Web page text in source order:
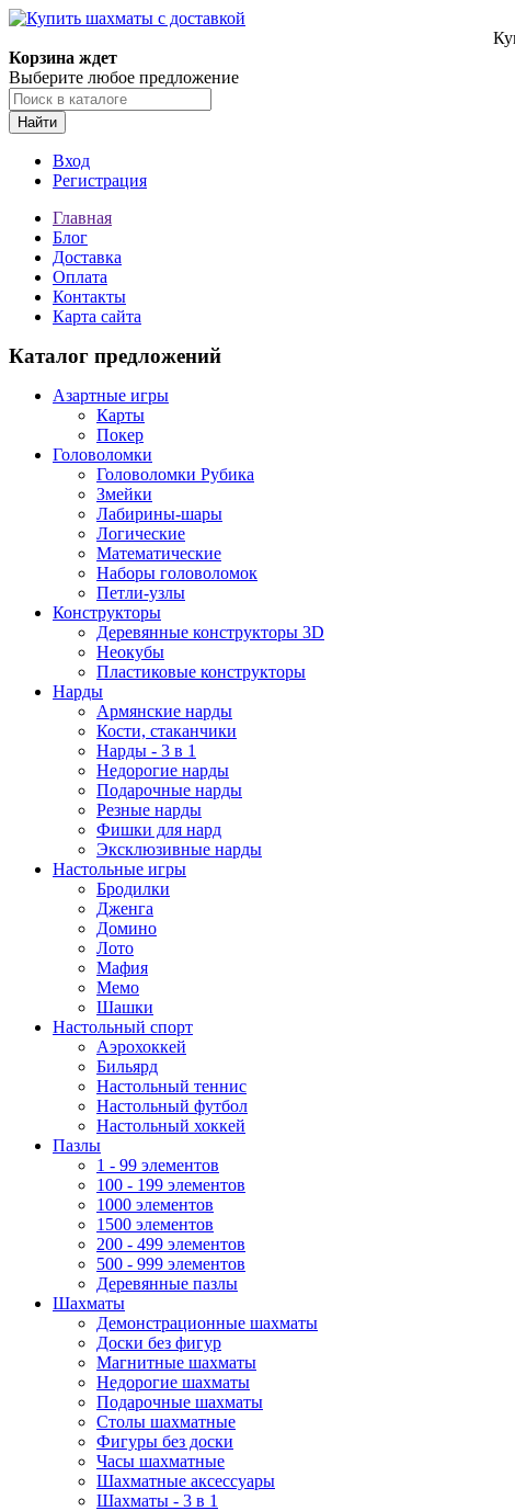
Корзина ждет
Выберите любое предложение
Найти
Вход
Регистрация
Главная
Блог
Доставка
Оплата
Контакты
Карта сайта
Каталог предложений
Азартные игры
Карты
Покер
Головоломки
Головоломки Рубика
Змейки
Лабирины-шары
Логические
Математические
Наборы головоломок
Петли-узлы
Конструкторы
Деревянные конструкторы 3D
Неокубы
Пластиковые конструкторы
Нарды
Армянские нарды
Кости, стаканчики
Нарды - 3 в 1
Недорогие нарды
Подарочные нарды
Резные нарды
Фишки для нард
Эксклюзивные нарды
Настольные игры
Бродилки
Дженга
Домино
Лото
Мафия
Мемо
Шашки
Настольный спорт
Аэрохоккей
Бильярд
Настольный теннис
Настольный футбол
Настольный хоккей
Пазлы
1 - 99 элементов
100 - 199 элементов
1000 элементов
1500 элементов
200 - 499 элементов
500 - 999 элементов
Деревянные пазлы
Шахматы
Демонстрационные шахматы
Доски без фигур
Магнитные шахматы
Недорогие шахматы
Подарочные шахматы
Столы шахматные
Фигуры без доски
Часы шахматные
Шахматные аксессуары
Шахматы - 3 в 1